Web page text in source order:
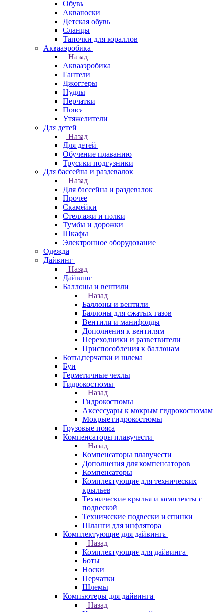
Обувь
Акваноски
Детская обувь
Сланцы
Тапочки для кораллов
Аквааэробика
Назад
Аквааэробика
Гантели
Джоггеры
Нудлы
Перчатки
Пояса
Утяжелители
Для детей
Назад
Для детей
Обучение плаванию
Трусики подгузники
Для бассейна и раздевалок
Назад
Для бассейна и раздевалок
Прочее
Скамейки
Стеллажи и полки
Тумбы и дорожки
Шкафы
Электронное оборудование
Одежда
Дайвинг
Назад
Дайвинг
Баллоны и вентили
Назад
Баллоны и вентили
Баллоны для сжатых газов
Вентили и манифолды
Дополнения к вентилям
Переходники и разветвители
Приспособления к баллонам
Боты,перчатки и шлема
Буи
Герметичные чехлы
Гидрокостюмы
Назад
Гидрокостюмы
Аксессуары к мокрым гидрокостюмам
Мокрые гидрокостюмы
Грузовые пояса
Компенсаторы плавучести
Назад
Компенсаторы плавучести
Дополнения для компенсаторов
Компенсаторы
Комплектующие для технических
крыльев
Технические крылья и комплекты с
подвеской
Технические подвески и спинки
Шланги для инфлятора
Комплектующие для дайвинга
Назад
Комплектующие для дайвинга
Боты
Носки
Перчатки
Шлемы
Компьютеры для дайвинга
Назад